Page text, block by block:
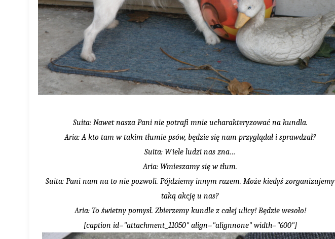
Suita: Nawet nasza Pani nie potrafi mnie ucharakteryzować na kundla.
Aria: A kto tam w takim tłumie psów, będzie się nam przyglądał i sprawdzał?
Suita: Wiele ludzi nas zna…
Aria: Wmieszamy się w tłum.
Suita: Pani nam na to nie pozwoli. Pójdziemy innym razem. Może kiedyś zorganizujemy
taką akcję u nas?
Aria: To świetny pomysł. Zbierzemy kundle z całej ulicy! Będzie wesoło!
[caption id="attachment_11050" align="alignnone" width="600"]